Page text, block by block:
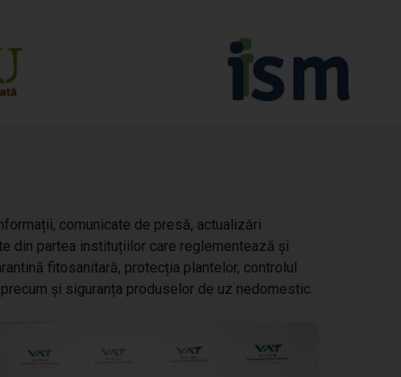
comunicate de presă, actualizări
din partea instituțiilor care reglementează și
fitosanitară, protecția plantelor, controlul
și siguranța produselor de uz nedomestic.